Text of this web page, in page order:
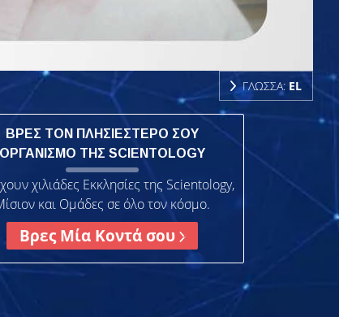
ΓΛΩΣΣΑ: EL
ΒΡΕΣ ΤΟΝ ΠΛΗΣΙΕΣΤΕΡΟ ΣΟΥ
ΟΡΓΑΝΙΣΜΟ ΤΗΣ SCIENTOLOGY
χιλιάδες Εκκλησίες της Scientology,
και Ομάδες σε όλο τον κόσμο.
Βρες Μία Κοντά σου